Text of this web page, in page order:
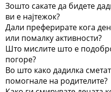
Зошто сакате да бидете
ви е најтежок?
Дали преферирате кога
или помалку активности?
Што мислите што е
погоре?
Во што како дадилка
помогнале на родителите?